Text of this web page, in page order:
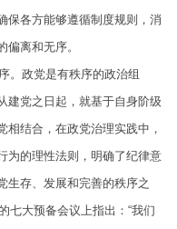
保各方能够遵循制度规则，消
离和无序。
。政党是有秩序的政治组
建党之日起，就基于自身阶级
结合，在政党治理实践中，
为的理性法则，明确了纪律意
生存、发展和完善的秩序之
七大预备会议上指出：“我们